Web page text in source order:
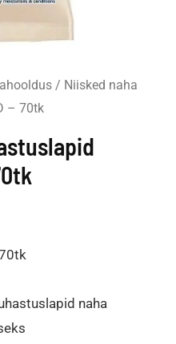
/ Niisked naha
– 70tk
naha